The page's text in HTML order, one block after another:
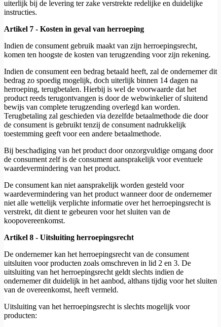
uiterlijk bij de levering ter zake verstrekte redelijke en duidelijke
instructies.
Artikel 7 - Kosten in geval van herroeping
Indien de consument gebruik maakt van zijn herroepingsrecht,
komen ten hoogste de kosten van terugzending voor zijn rekening.
Indien de consument een bedrag betaald heeft, zal de ondernemer dit
bedrag zo spoedig mogelijk, doch uiterlijk binnen 14 dagen na
herroeping, terugbetalen. Hierbij is wel de voorwaarde dat het
product reeds terugontvangen is door de webwinkelier of sluitend
bewijs van complete terugzending overlegd kan worden.
Terugbetaling zal geschieden via dezelfde betaalmethode die door
de consument is gebruikt tenzij de consument nadrukkelijk
toestemming geeft voor een andere betaalmethode.
Bij beschadiging van het product door onzorgvuldige omgang door
de consument zelf is de consument aansprakelijk voor eventuele
waardevermindering van het product.
De consument kan niet aansprakelijk worden gesteld voor
waardevermindering van het product wanneer door de ondernemer
niet alle wettelijk verplichte informatie over het herroepingsrecht is
verstrekt, dit dient te gebeuren voor het sluiten van de
koopovereenkomst.
Artikel 8 - Uitsluiting herroepingsrecht
De ondernemer kan het herroepingsrecht van de consument
uitsluiten voor producten zoals omschreven in lid 2 en 3. De
uitsluiting van het herroepingsrecht geldt slechts indien de
ondernemer dit duidelijk in het aanbod, althans tijdig voor het sluiten
van de overeenkomst, heeft vermeld.
Uitsluiting van het herroepingsrecht is slechts mogelijk voor
producten: